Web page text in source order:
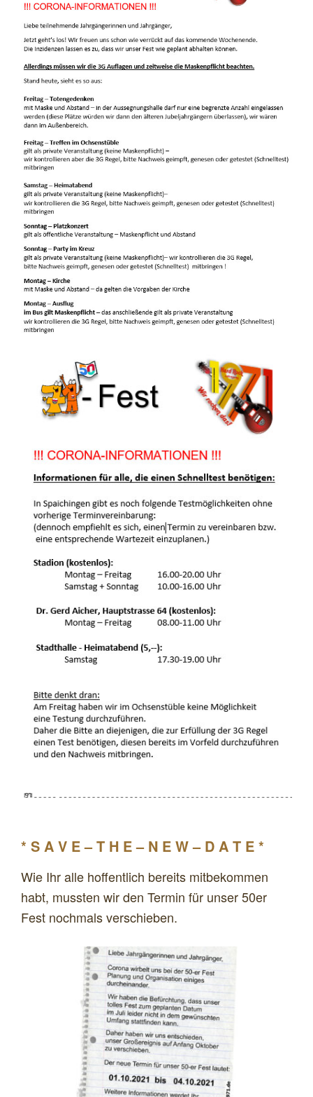
* S A V E – T H E – N E W – D A T E *
Wie Ihr alle hoffentlich bereits mitbekommen
habt, mussten wir den Termin für unser 50er
Fest nochmals verschieben.